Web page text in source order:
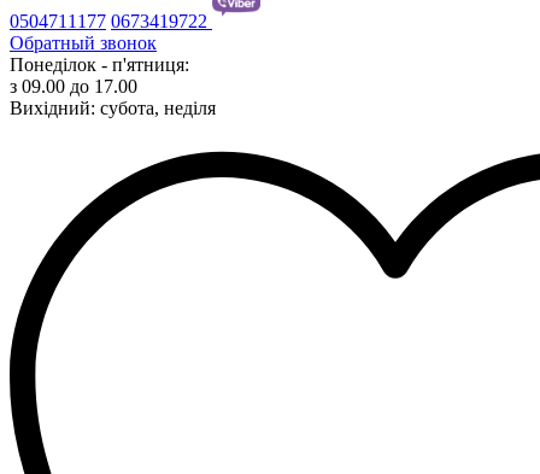
0504711177 0673419722
Обратный звонок
Понеділок - п'ятниця:
з 09.00 до 17.00
Вихідний: субота, неділя